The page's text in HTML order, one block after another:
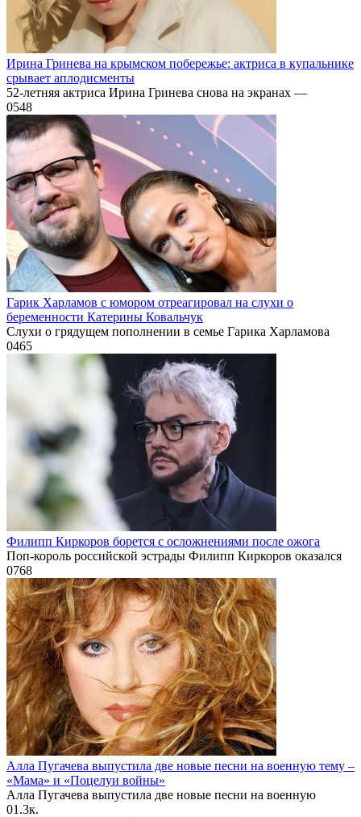
Ирина Гринева на крымском побережье: актриса в купальнике
срывает аплодисменты
52-летняя актриса Ирина Гринева снова на экранах —
0548
Гарик Харламов с юмором отреагировал на слухи о
беременности Катерины Ковальчук
Слухи о грядущем пополнении в семье Гарика Харламова
0465
Филипп Киркоров борется с осложнениями после ожога
Поп-король российской эстрады Филипп Киркоров оказался
0768
Алла Пугачева выпустила две новые песни на военную тему –
«Мама» и «Поцелуи войны»
Алла Пугачева выпустила две новые песни на военную
01.3к.